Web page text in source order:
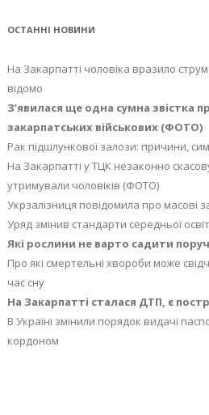
ОСТАННІ НОВИНИ
На Закарпатті чоловіка вразило
відомо
З’явилася ще одна сумна звістка
закарпатських військових (ФОТО)
Рак підшлункової залози: причини,
На Закарпатті у ТЦК незаконно
утримували чоловіків (ФОТО)
Укрзалізниця повідомила про масові
Уряд змінив стандарти середньої
Які рослини не варто садити
Про які смертельні хвороби може
час сну
На Закарпатті сталася ДТП, є
В Україні змінили порядок видачі
кордоном